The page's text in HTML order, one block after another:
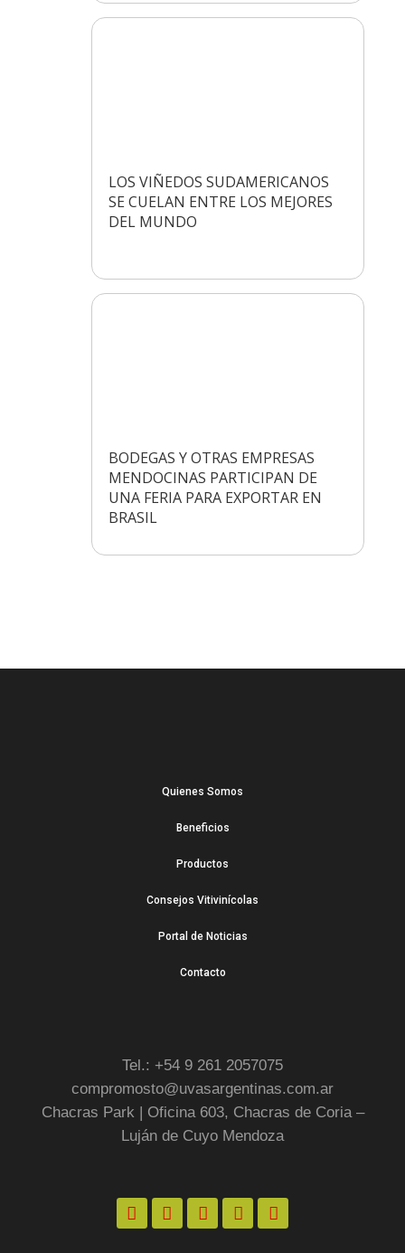
LOS VIÑEDOS SUDAMERICANOS
SE CUELAN ENTRE LOS MEJORES
DEL MUNDO
BODEGAS Y OTRAS EMPRESAS
MENDOCINAS PARTICIPAN DE
UNA FERIA PARA EXPORTAR EN
BRASIL
Quienes Somos
Beneficios
Productos
Consejos Vitivinícolas
Portal de Noticias
Contacto
Tel.: +54 9 261 2057075
compromosto@uvasargentinas.com.ar
Chacras Park | Oficina 603, Chacras de Coria –
Luján de Cuyo Mendoza